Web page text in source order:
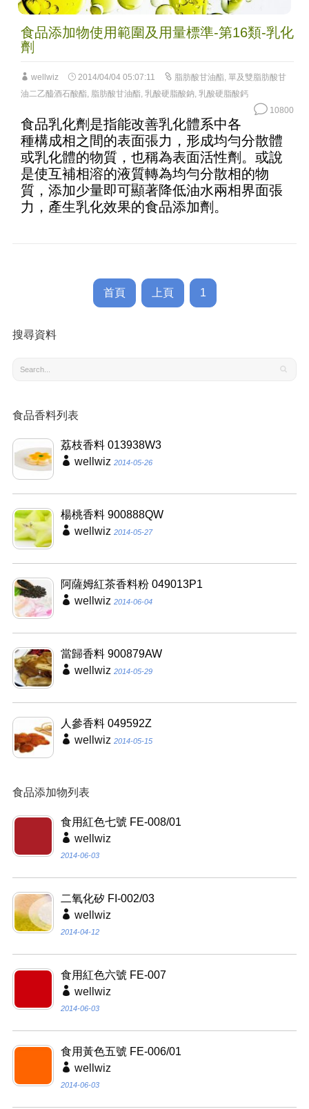
食品添加物使用範圍及用量標準-第16類-乳化
劑
wellwiz 2014/04/04 05:07:11 脂肪酸甘油酯 單及雙脂肪酸甘
油二乙醯酒石酸酯 脂肪酸甘油酯 乳酸硬脂酸鈉 乳酸硬脂酸鈣
10800
食品乳化劑是指能改善乳化體系中各
種構成相之間的表面張力，形成均勻分散體
或乳化體的物質，也稱為表面活性劑。或說
是使互補相溶的液質轉為均勻分散相的物
質，添加少量即可顯著降低油水兩相界面張
力，產生乳化效果的食品添加劑。
首頁 上頁 1
搜尋資料
食品香料列表
荔枝香料 013938W3
wellwiz 2014-05-26
楊桃香料 900888QW
wellwiz 2014-05-27
阿薩姆紅茶香料粉 049013P1
wellwiz 2014-06-04
當歸香料 900879AW
wellwiz 2014-05-29
人參香料 049592Z
wellwiz 2014-05-15
食品添加物列表
食用紅色七號 FE-008/01
wellwiz
2014-06-03
二氧化矽 FI-002/03
wellwiz
2014-04-12
食用紅色六號 FE-007
wellwiz
2014-06-03
食用黃色五號 FE-006/01
wellwiz
2014-06-03